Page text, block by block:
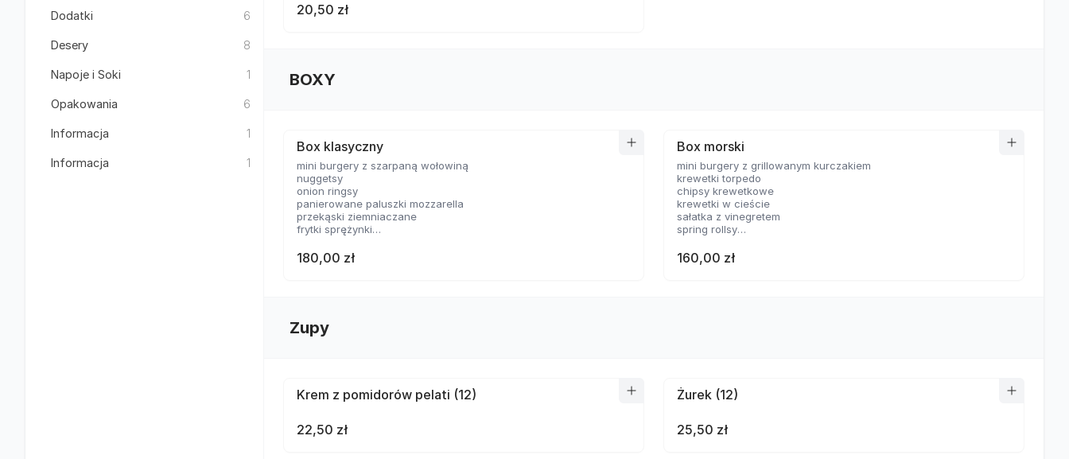
Dodatki 6
Desery 8
Napoje i Soki 1
Opakowania 6
Informacja 1
Informacja 1
20,50 zł
BOXY
Box klasyczny
mini burgery z szarpaną wołowiną
nuggetsy
onion ringsy
panierowane paluszki mozzarella
przekąski ziemniaczane
frytki sprężynki
skrzydełka panierowane
2 rodzaje sosów
180,00 zł
Box morski
mini burgery z grillowanym kurczakiem
krewetki torpedo
chipsy krewetkowe
krewetki w cieście
sałatka z vinegretem
spring rollsy
160,00 zł
Zupy
Krem z pomidorów pelati (12)
22,50 zł
Żurek (12)
25,50 zł